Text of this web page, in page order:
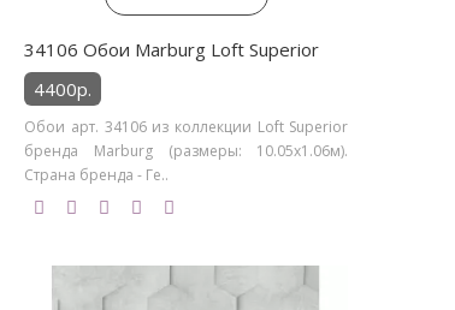
34106 Обои Marburg Loft Superior
4400р.
Обои арт. 34106 из коллекции Loft Superior
бренда Marburg (размеры: 10.05х1.06м).
Страна бренда - Ге..